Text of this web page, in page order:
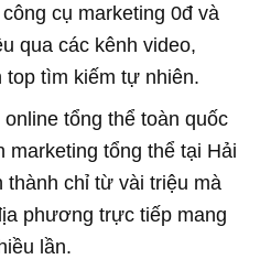
cụ marketing 0đ và
qua các kênh video,
top tìm kiếm tự nhiên.
tổng thể toàn quốc
tổng thể tại Hải
thành chỉ từ vài triệu mà
phương trực tiếp mang
lần.